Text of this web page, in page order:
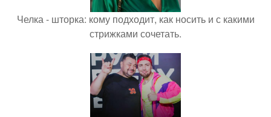
Челка - шторка: кому подходит, как носить и с какими
стрижками сочетать.